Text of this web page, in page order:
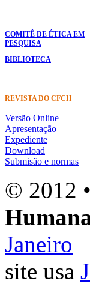
COMITÊ DE ÉTICA EM
PESQUISA
BIBLIOTECA
REVISTA DO CFCH
Versão Online
Apresentação
Expediente
Download
Submisão e normas
© 2012 •
Janeiro
site usa